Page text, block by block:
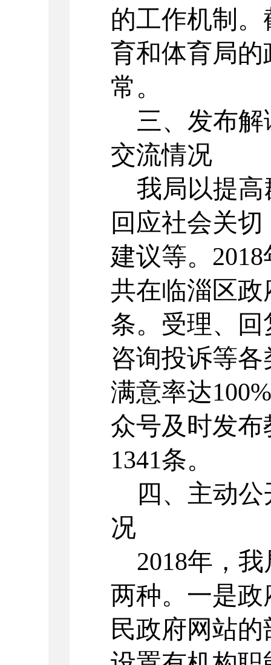
的工作机制。
育和体育局
常。
三、发布
交流情况
我局以提
回应社会关
建议等。
共在临淄区政
条。受理、回
咨询投诉等
满意率达
众号及时发
1341条。
四、主动
况
2018年，
两种。一是
民政府网站